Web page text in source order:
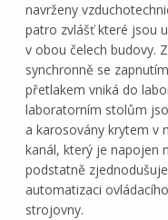
navrženy
patro zvlášť které jsou
v obou čelech budovy.
synchronně se
přetlakem vniká do
laboratorním stolům
a karosovány krytem v
kanál, který je napojen
podstatně
automatizaci
strojovny.